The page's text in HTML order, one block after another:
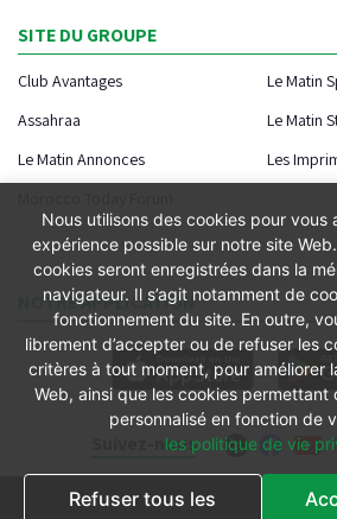
Suivez-nous
SITE DU GROUPE
Club Avantages
Le Matin
Assahraa
Le Matin
Le Matin Annonces
Les
NOTRE APPLICATION
Nous utilisons des cookies pour vous
expérience possible sur notre site
cookies seront enregistrées dans la
navigateur. Il s’agit notamment de
fonctionnement du site. En outre,
librement d’accepter ou de refuser les
critères à tout moment, pour améliorer
Web, ainsi que les cookies permettant
personnalisé en fonction de
les politique de vie
Refuser tous les